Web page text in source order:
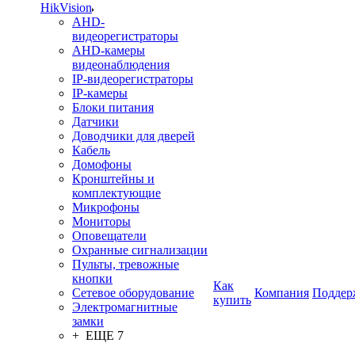
HikVision
AHD-
видеорегистраторы
AHD-камеры
видеонаблюдения
IP-видеорегистраторы
IP-камеры
Блоки питания
Датчики
Доводчики для дверей
Кабель
Домофоны
Кронштейны и
комплектующие
Микрофоны
Мониторы
Оповещатели
Охранные сигнализации
Пульты, тревожные
кнопки
Сетевое оборудование
Электромагнитные
замки
+ ЕЩЕ 7
Как
купить
Компания